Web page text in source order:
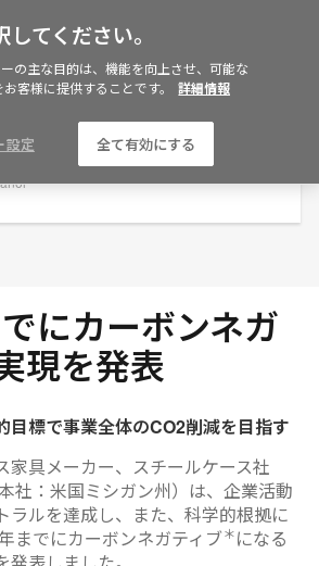
you in United States?
you like to see Products we sell in
にカーボンネガ
現を発表
目標で事業全体のCO2削減を目指す
家具メーカー、スチールケース社
社：米国ミシガン州）は、企業活動
ラルを達成し、また、科学的根拠に
までにカーボンネガティブ＊になる
てください。
の主な目的は、機能を向上させ、可能な
客様に提供することです。
詳細情報
設定 全て有効にする